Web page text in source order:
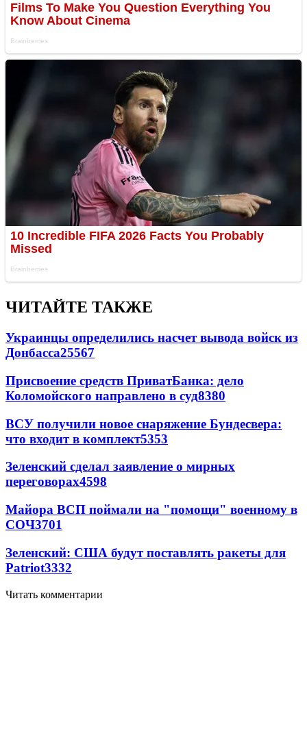
ЧИТАЙТЕ ТАКЖЕ
Украинцы определились насчет вывода войск из
Донбасса25567
Присвоение средств ПриватБанка: дело
Коломойского направлено в суд8380
ВСУ получили новое снаряжение Бундесвера:
что входит в комплект5353
Зеленский сделал заявление о мирных
переговорах4598
Майора ВСП поймали на "помощи" военному в
СОЧ3701
Зеленский: США будут поставлять ракеты для
Patriot3332
Читать комментарии